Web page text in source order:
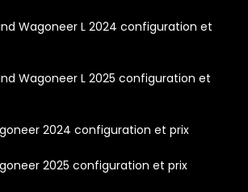
Wagoneer L 2024 configuration et
Wagoneer L 2025 configuration et
2024 configuration et prix
2025 configuration et prix